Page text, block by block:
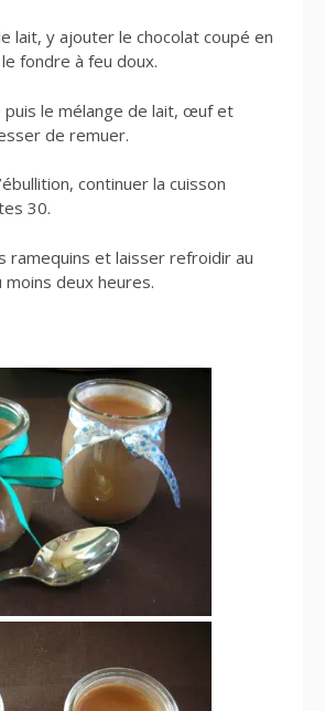
lait, y ajouter le chocolat coupé en
fondre à feu doux.
puis le mélange de lait, œuf et
de remuer.
continuer la cuisson
30.
ramequins et laisser refroidir au
deux heures.